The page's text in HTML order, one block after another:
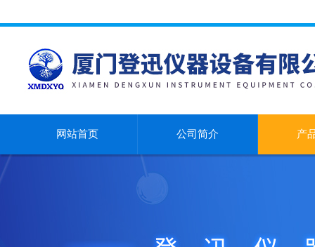
网站首页 公司简介 产